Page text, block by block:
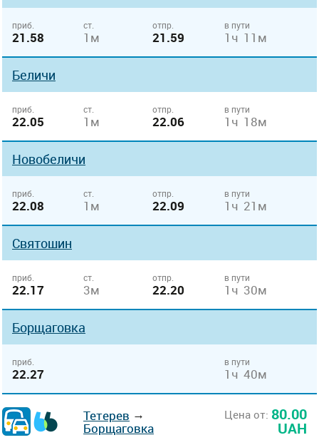
приб.
21.58
ст.
1м
отпр.
21.59
в пути
1ч 11м
Беличи
приб.
22.05
ст.
1м
отпр.
22.06
в пути
1ч 18м
Новобеличи
приб.
22.08
ст.
1м
отпр.
22.09
в пути
1ч 21м
Святошин
приб.
22.17
ст.
3м
отпр.
22.20
в пути
1ч 30м
Борщаговка
приб.
22.27
в пути
1ч 40м
Тетерев →
Борщаговка
Цена от: 80.00
UAH